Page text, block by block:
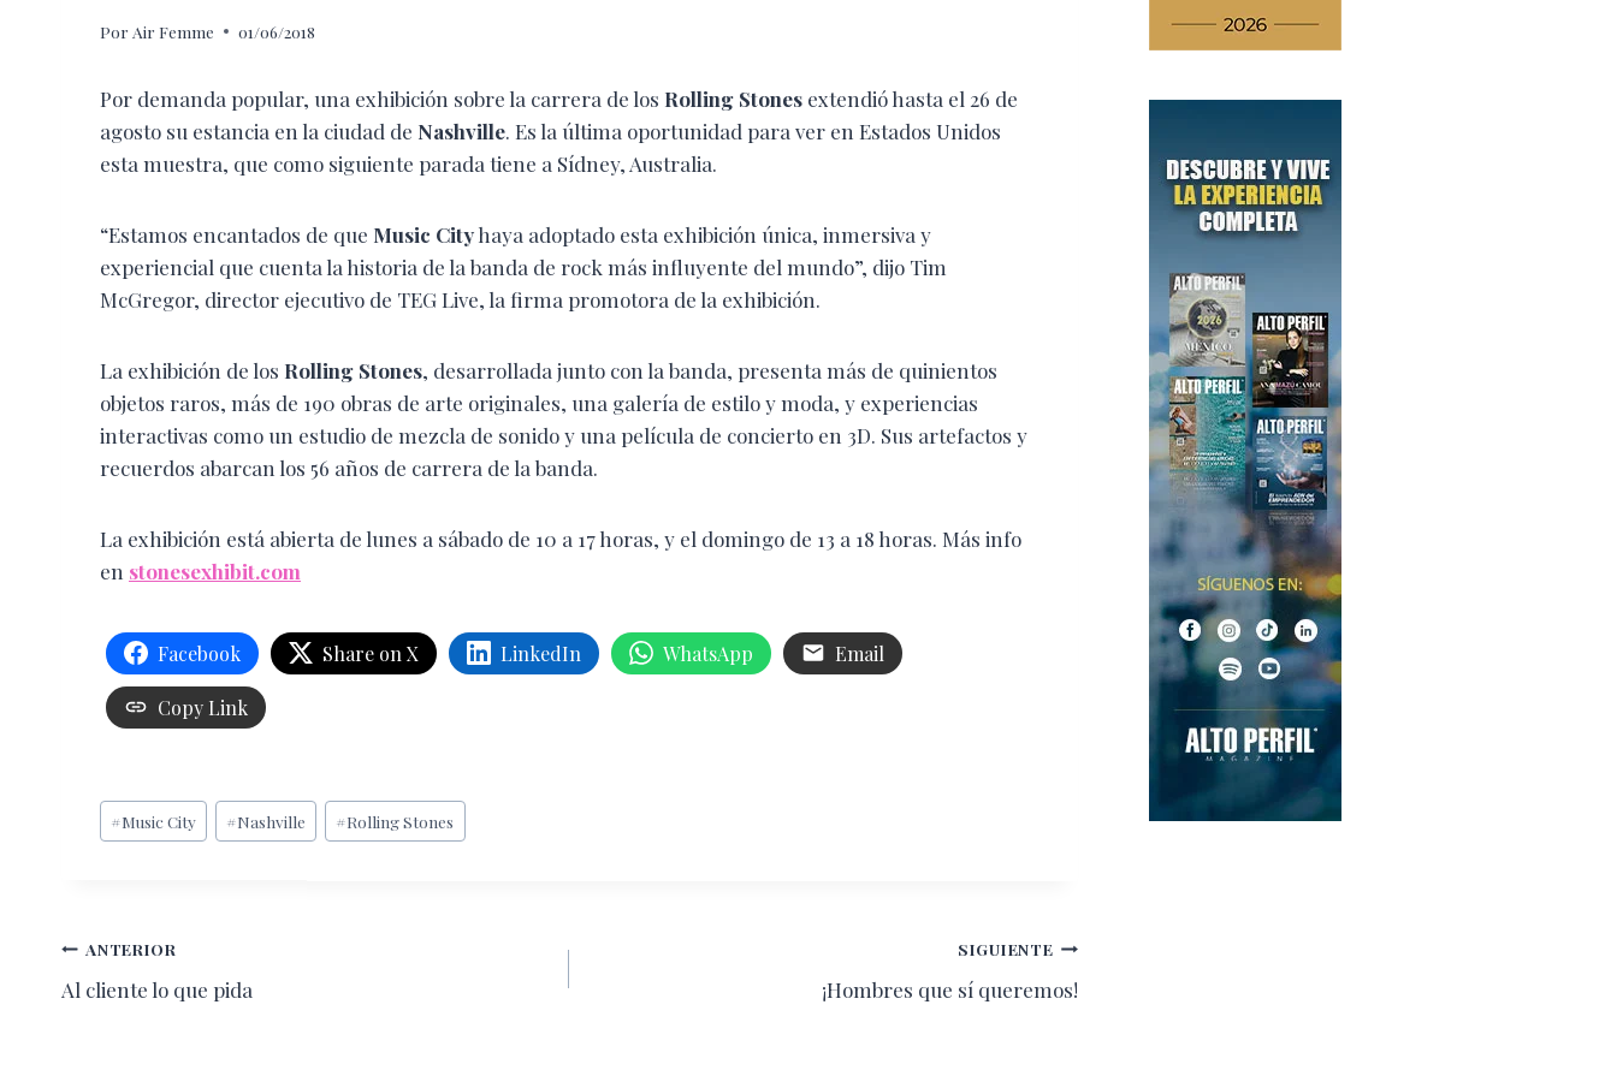
Por Air Femme 01/06/2018
Por demanda popular, una exhibición sobre la carrera de los Rolling Stones extendió hasta el 26 de
agosto su estancia en la ciudad de Nashville. Es la última oportunidad para ver en Estados Unidos
esta muestra, que como siguiente parada tiene a Sídney, Australia.
“Estamos encantados de que Music Cityhaya adoptado esta exhibición única, inmersiva y
experiencial que cuenta la historia de la banda de rock más influyente del mundo”, dijo Tim
McGregor, director ejecutivo de TEG Live, la firma promotora de la exhibición.
La exhibición de los Rolling Stones, desarrollada junto con la banda, presenta más de quinientos
objetos raros, más de 190 obras de arte originales, una galería de estilo y moda, y experiencias
interactivas como un estudio de mezcla de sonido y una película de concierto en 3D. Sus artefactos y
recuerdos abarcan los 56 años de carrera de la banda.
La exhibición está abierta de lunes a sábado de 10 a 17 horas, y el domingo de 13 a 18 horas. Más info
en stonesexhibit.com
Facebook Share on X LinkedIn WhatsApp Email
Copy Link
Etiquetas
de
#Music City #Nashville #Rolling Stones
Navegación
de
ANTERIOR
Al cliente lo que pida
SIGUIENTE
¡Hombres que sí queremos!